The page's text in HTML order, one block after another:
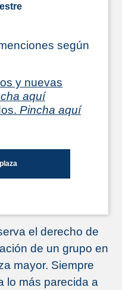
según
y nuevas
aquí
Pincha aquí
el derecho de
de un grupo en
mayor. Siempre
lo más parecida a